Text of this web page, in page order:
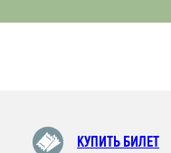
КУПИТЬ БИЛЕТ